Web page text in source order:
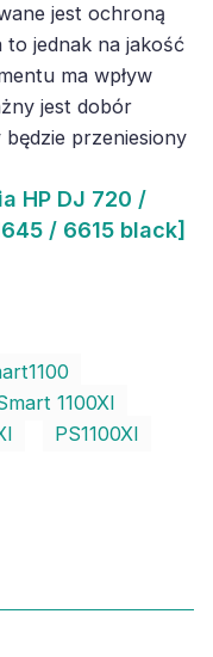
jest ochroną
to jednak na jakość
ma wpływ
jest dobór
przeniesiony
HP DJ 720 /
/ 6615 black]
1100XI
PS1100XI